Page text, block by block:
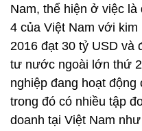
Nam, thể hiện ở việc
4 của Việt Nam với
2016 đạt 30 tỷ USD và
tư nước ngoài lớn thứ
nghiệp đang hoạt
trong đó có nhiều tập
doanh tại Việt Nam